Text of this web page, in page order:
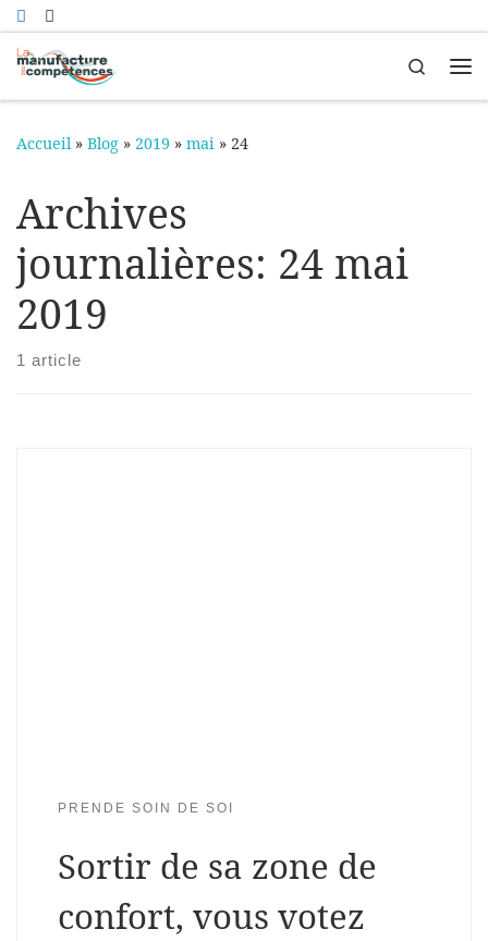
Passer au contenu
Search
Accueil » Blog » 2019 » mai » 24
Archives
journalières: 24 mai
2019
1 article
PRENDE SOIN DE SOI
Sortir de sa zone de
confort, vous votez